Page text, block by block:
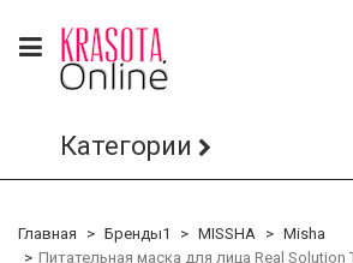
Категории
Главная Бренды1 MISSHA
Misha
Питательная маска для лица Real Solution